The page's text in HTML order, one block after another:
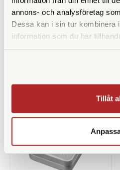
annons- och analysföretag
Dessa kan i sin tur kombinera
information som du har
Tillåt
Filmtyp